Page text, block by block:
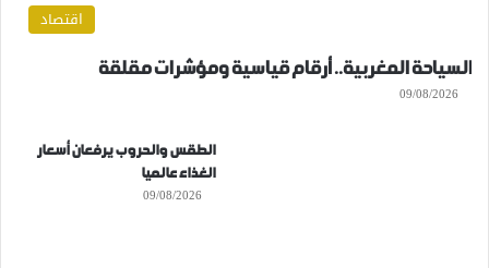
اقتصاد
السياحة المغربية.. أرقام قياسية ومؤشرات مقلقة
09/08/2026
الطقس والحروب يرفعان أسعار
الغذاء عالميا
09/08/2026